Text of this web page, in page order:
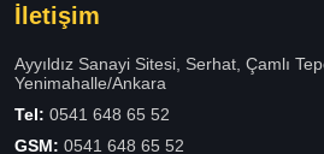
İletişim
Ayyıldız Sanayi Sitesi, Serhat, Çamlı
Yenimahalle/Ankara
Tel: 0541 648 65 52
GSM: 0541 648 65 52